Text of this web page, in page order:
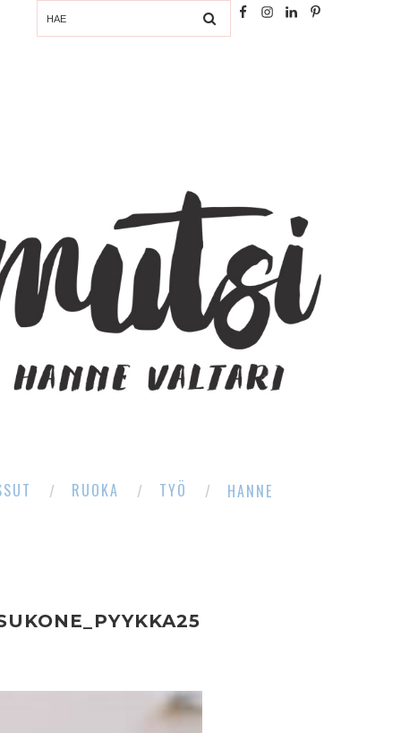
RUOKA TYÖ HANNE